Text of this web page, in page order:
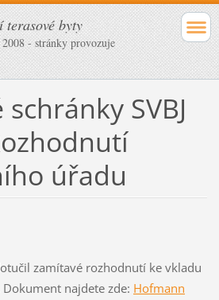
byty
- stránky provozuje
SVBJ
úřadu
zamítavé rozhodnutí ke vkladu
najdete zde: Hofmann